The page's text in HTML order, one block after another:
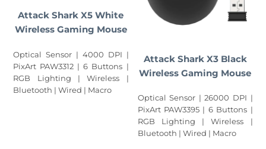
Attack Shark X5 White
Wireless Gaming Mouse
Optical Sensor | 4000 DPI |
PixArt PAW3312 | 6 Buttons |
RGB Lighting | Wireless |
Bluetooth | Wired | Macro
Attack Shark X3 Black
Wireless Gaming Mouse
Optical Sensor | 26000 DPI |
PixArt PAW3395 | 6 Buttons |
RGB Lighting | Wireless |
Bluetooth | Wired | Macro